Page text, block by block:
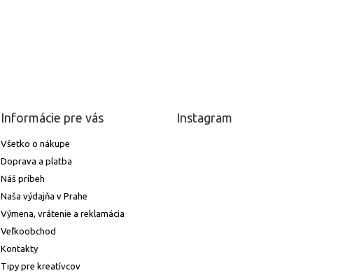
Informácie pre vás
Všetko o nákupe
Doprava a platba
Náš príbeh
Naša výdajňa v Prahe
Výmena, vrátenie a reklamácia
Veľkoobchod
Kontakty
Tipy pre kreatívcov
Instagram